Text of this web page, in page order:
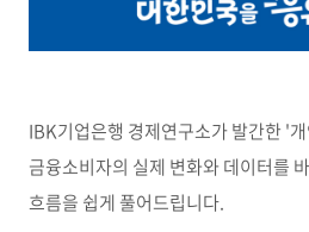
IBK기업은행 경제연구소가 발간한 '
금융소비자의 실제 변화와 데이터를
흐름을 쉽게 풀어드립니다.